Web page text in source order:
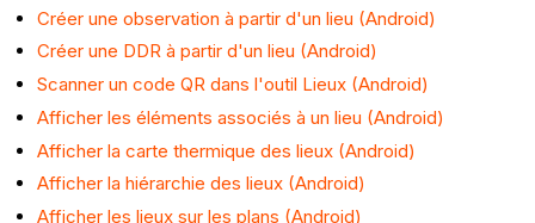
Créer une observation à partir d'un lieu (Android)
Créer une DDR à partir d'un lieu (Android)
Scanner un code QR dans l'outil Lieux (Android)
Afficher les éléments associés à un lieu (Android)
Afficher la carte thermique des lieux (Android)
Afficher la hiérarchie des lieux (Android)
Afficher les lieux sur les plans (Android)